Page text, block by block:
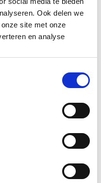
Ook delen we
site met onze
en analyse
dan eens
Start wo 16 sep
Start wo 9 sep
Start wo 12 mei